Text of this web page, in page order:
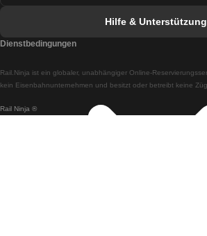
Züge von Lissabon nach
Züge von Braga nach
Rail Ninja ®
Rail.Ninja ist ein globaler, unabhängiger Online-
kein Eisenbahnunternehmen und besitzt oder betreibt keine
Hilfe & Unterstützung
Dienstbedingungen